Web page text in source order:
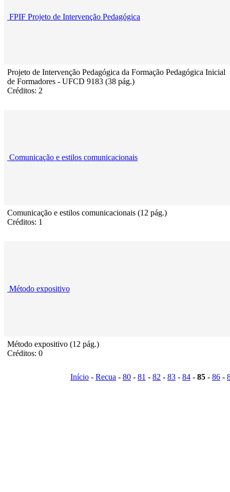
FPIF Projeto de Intervenção Pedagógica
Projeto de Intervenção Pedagógica da Formação Pedagógica Inicial
de Formadores - UFCD 9183 (38 pág.)
Créditos: 2
Comunicação e estilos comunicacionais
Comunicação e estilos comunicacionais (12 pág.)
Créditos: 1
Método expositivo
Método expositivo (12 pág.)
Créditos: 0
Início - Recua - 80 - 81 - 82 - 83 - 84 - 85 - 86 -